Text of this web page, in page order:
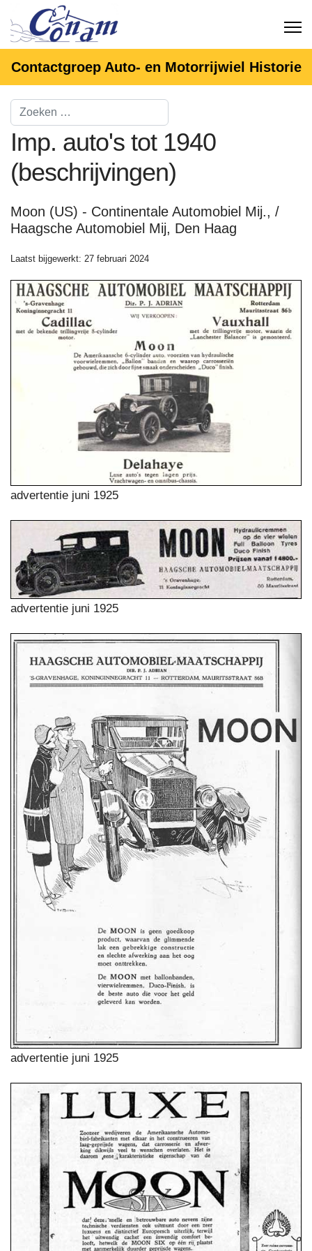
Contactgroep Auto- en Motorrijwiel Historie
Imp. auto's tot 1940
(beschrijvingen)
Moon (US) - Continentale Automobiel Mij., /
Haagsche Automobiel Mij, Den Haag
Laatst bijgewerkt: 27 februari 2024
advertentie juni 1925
advertentie juni 1925
advertentie juni 1925